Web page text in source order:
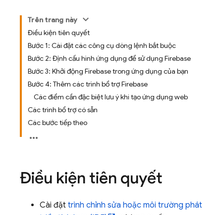
Trên trang này
Điều kiện tiên quyết
Bước 1: Cài đặt các công cụ dòng lệnh bắt buộc
Bước 2: Định cấu hình ứng dụng để sử dụng Firebase
Bước 3: Khởi động Firebase trong ứng dụng của bạn
Bước 4: Thêm các trình bổ trợ Firebase
Các điểm cần đặc biệt lưu ý khi tạo ứng dụng web
Các trình bổ trợ có sẵn
Các bước tiếp theo
Điều kiện tiên quyết
Cài đặt trình chỉnh sửa hoặc môi trường phát